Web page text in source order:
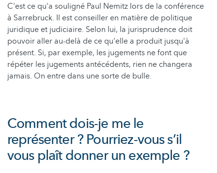
C'est ce qu'a souligné Paul Nemitz lors de la conférence
à Sarrebruck. Il est conseiller en matière de politique
juridique et judiciaire. Selon lui, la jurisprudence doit
pouvoir aller au-delà de ce qu'elle a produit jusqu'à
présent. Si, par exemple, les jugements ne font que
répéter les jugements antécédents, rien ne changera
jamais. On entre dans une sorte de bulle.
Comment dois-je me le
représenter ? Pourriez-vous s’il
vous plaît donner un exemple ?